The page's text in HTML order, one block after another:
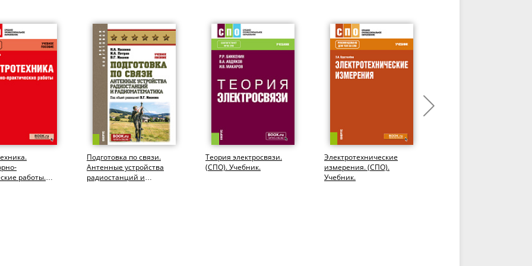
работы.
Подготовка по связи.
Антенные устройства
радиостанций и
Теория электросвязи.
(СПО). Учебник.
Электротехнические
измерения. (СПО).
Учебник.